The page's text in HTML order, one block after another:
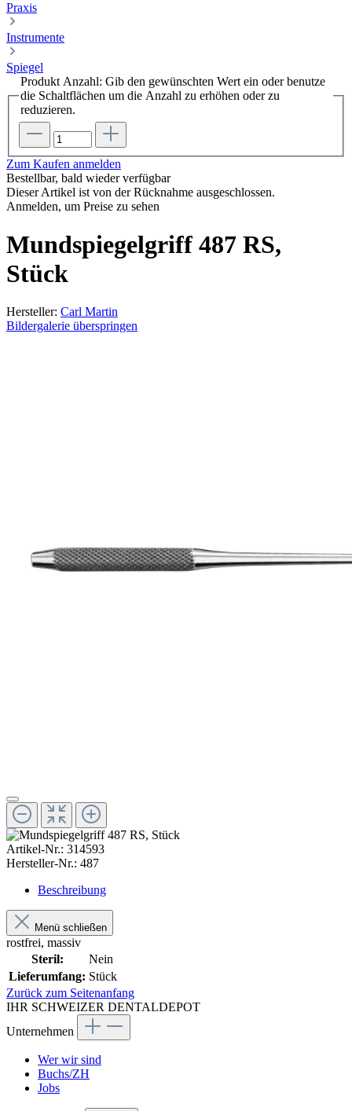
Praxis
Instrumente
Spiegel
Produkt Anzahl: Gib den gewünschten Wert ein oder benutze
die Schaltflächen um die Anzahl zu erhöhen oder zu
reduzieren.
Zum Kaufen anmelden
Bestellbar, bald wieder verfügbar
Dieser Artikel ist von der Rücknahme ausgeschlossen.
Anmelden, um Preise zu sehen
Mundspiegelgriff 487 RS,
Stück
Hersteller: Carl Martin
Bildergalerie überspringen
Artikel-Nr.: 314593
Hersteller-Nr.: 487
Beschreibung
Menü schließen
rostfrei, massiv
Steril:
Nein
Lieferumfang: Stück
Zurück zum Seitenanfang
IHR SCHWEIZER DENTALDEPOT
Unternehmen
Wer wir sind
Buchs/ZH
Jobs